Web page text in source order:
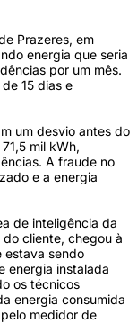
Prazeres, em
energia que seria
por um mês.
15 dias e
um desvio antes do
mil kWh,
A fraude no
e a energia
de inteligência da
cliente, chegou à
estava sendo
energia instalada
os técnicos
energia consumida
medidor de